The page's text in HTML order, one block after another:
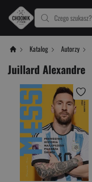
Czego szukasz?
Katalog Autorzy
Juillard Alexandre